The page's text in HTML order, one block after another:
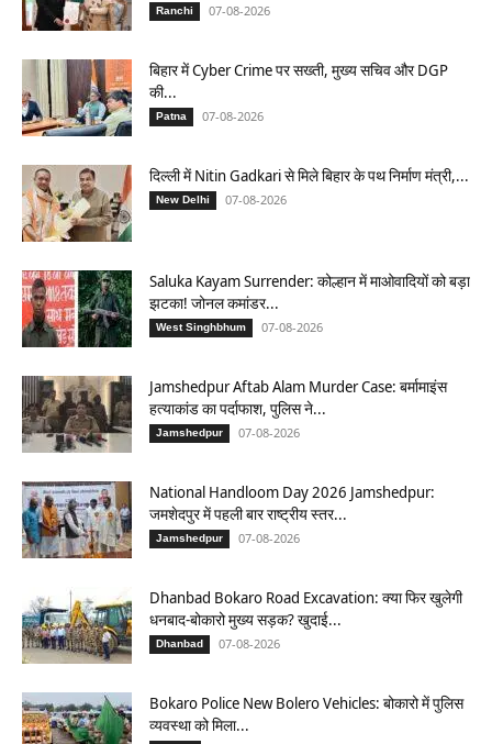
Ranchi 07-08-2026
बिहार में Cyber Crime पर सख्ती, मुख्य सचिव और DGP
की...
Patna 07-08-2026
दिल्ली में Nitin Gadkari से मिले बिहार के पथ निर्माण मंत्री,...
New Delhi 07-08-2026
Saluka Kayam Surrender: कोल्हान में माओवादियों को बड़ा
झटका! जोनल कमांडर...
West Singhbhum 07-08-2026
Jamshedpur Aftab Alam Murder Case: बर्मामाइंस
हत्याकांड का पर्दाफाश, पुलिस ने...
Jamshedpur 07-08-2026
National Handloom Day 2026 Jamshedpur:
जमशेदपुर में पहली बार राष्ट्रीय स्तर...
Jamshedpur 07-08-2026
Dhanbad Bokaro Road Excavation: क्या फिर खुलेगी
धनबाद-बोकारो मुख्य सड़क? खुदाई...
Dhanbad 07-08-2026
Bokaro Police New Bolero Vehicles: बोकारो में पुलिस
व्यवस्था को मिला...